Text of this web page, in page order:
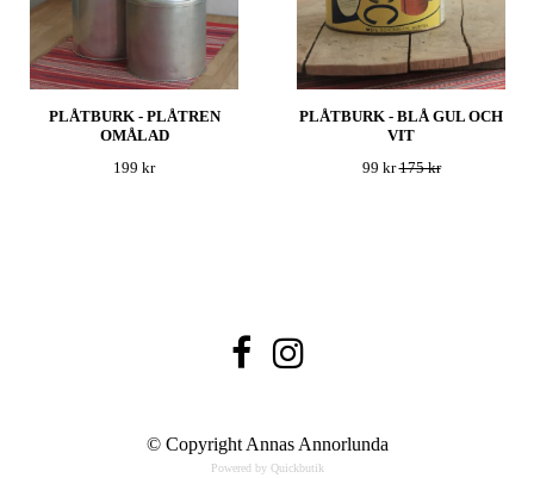
PLÅTBURK - PLÅTREN
OMÅLAD
199 kr
PLÅTBURK - BLÅ GUL OCH
VIT
99 kr175 kr
© Copyright Annas Annorlunda
Powered by Quickbutik